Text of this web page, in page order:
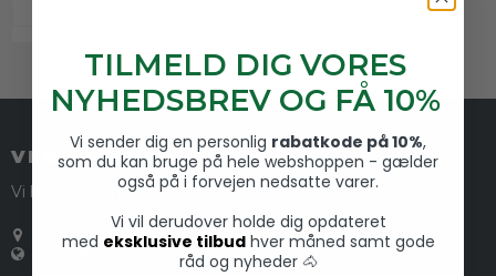
VED STALDEN RIDEUDSTYR
Vi har også en fysisk butik
Gentoftegade 55,2820 Gentofte
Danmark
TILMELD DIG VORES
NYHEDSBREV OG FÅ 10%
Vi sender dig en personlig rabatkode på 10%,
som du kan bruge på hele webshoppen - gælder
også på i forvejen nedsatte varer.
Vi vil derudover holde dig opdateret
med eksklusive tilbudhver måned samt gode
råd og nyheder 🐴